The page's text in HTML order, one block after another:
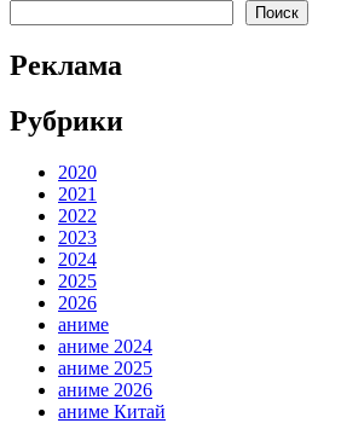
Поиск
Реклама
Рубрики
2020
2021
2022
2023
2024
2025
2026
аниме
аниме 2024
аниме 2025
аниме 2026
аниме Китай